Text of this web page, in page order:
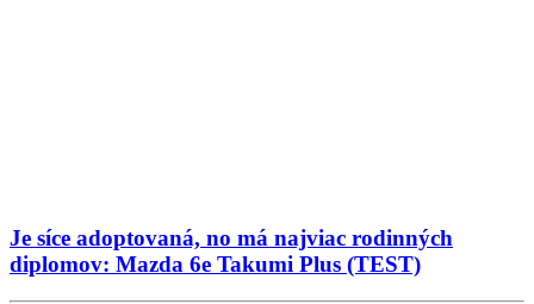
Je síce adoptovaná, no má najviac rodinných
diplomov: Mazda 6e Takumi Plus (TEST)